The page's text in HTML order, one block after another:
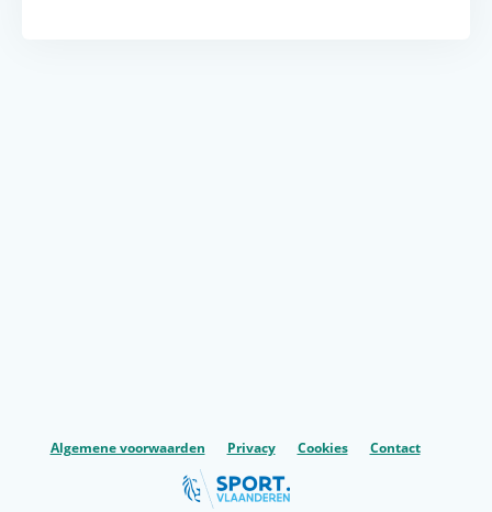
Algemene voorwaarden Privacy Cookies Contact